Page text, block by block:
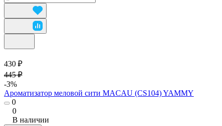
430 ₽
445 ₽
-3%
Ароматизатор меловой сити MACAU (CS104) YAMMY
0
0
В наличии